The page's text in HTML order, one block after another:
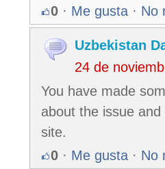
0 · Me gusta · No
Uzbekistan
24 de
You have made
about the issue
site.
0 · Me gusta · No